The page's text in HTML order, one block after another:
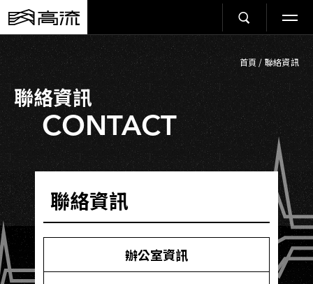
首頁 / 聯絡資訊
聯絡資訊
CONTACT
聯絡資訊
辦公室資訊